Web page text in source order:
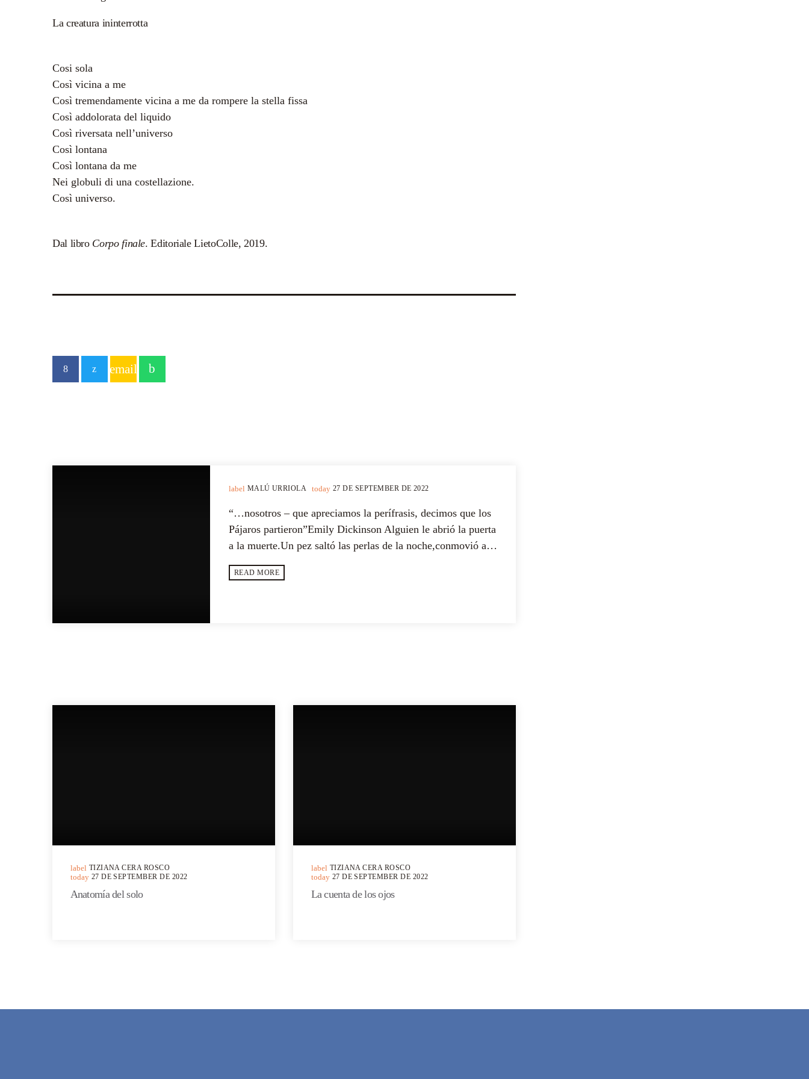
La creatura ininterrotta
Cosi sola
Così vicina a me
Così tremendamente vicina a me da rompere la stella fissa
Così addolorata del liquido
Così riversata nell’universo
Così lontana
Così lontana da me
Nei globuli di una costellazione.
Così universo.
Dal libro Corpo finale. Editoriale LietoColle, 2019.
email
label MALÚ URRIOLA today 27 DE SEPTEMBER DE 2022
“…nosotros – que apreciamos la perífrasis, decimos que los
Pájaros partieron”Emily Dickinson Alguien le abrió la puerta
a la muerte.Un pez saltó las perlas de la noche,conmovió a
READ MORE
label TIZIANA CERA ROSCO
today 27 DE SEPTEMBER DE 2022
Anatomía del solo
label TIZIANA CERA ROSCO
today 27 DE SEPTEMBER DE 2022
La cuenta de los ojos